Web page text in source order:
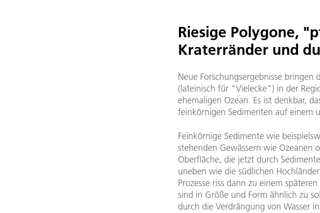
Riesige Polygone,
Kraterränder und
Neue Forschungsergebnisse bringen
(lateinisch für "Vielecke") in der
ehemaligen Ozean. Es ist denkbar,
feinkörnigen Sedimenten auf einem
Feinkörnige Sedimente wie
stehenden Gewässern wie Ozeanen
Oberfläche, die jetzt durch
uneben wie die südlichen
Prozesse riss dann zu einem
sind in Größe und Form ähnlich zu
durch die Verdrängung von Wasser